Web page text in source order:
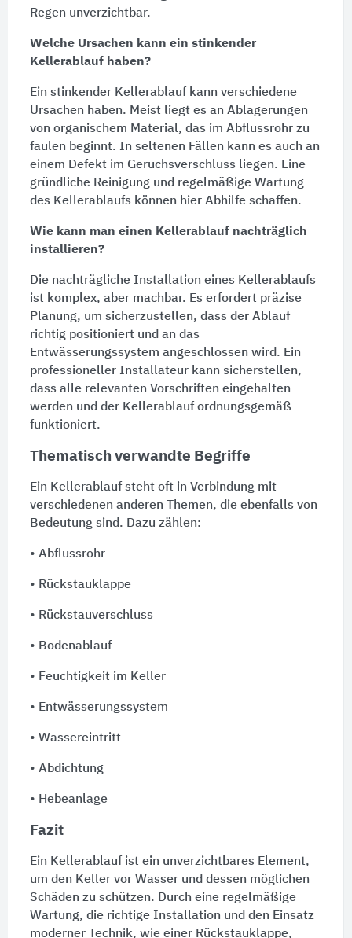
Regen unverzichtbar.
Welche Ursachen kann ein stinkender
Kellerablauf haben?
Ein stinkender Kellerablauf kann verschiedene
Ursachen haben. Meist liegt es an Ablagerungen
von organischem Material, das im Abflussrohrzu
faulen beginnt. In seltenen Fällen kann es auch an
einem Defekt im Geruchsverschluss liegen. Eine
gründliche Reinigungund regelmäßige Wartung
des Kellerablaufs können hier Abhilfe schaffen.
Wie kann man einen Kellerablauf nachträglich
installieren?
Die nachträgliche Installation eines Kellerablaufs
ist komplex, aber machbar. Es erfordert präzise
Planung, um sicherzustellen, dass der Ablauf
richtig positioniert und an das
Entwässerungssystem angeschlossen wird. Ein
professioneller Installateur kann sicherstellen,
dass alle relevanten Vorschriften eingehalten
werden und der Kellerablauf ordnungsgemäß
funktioniert.
Thematisch verwandte Begriffe
Ein Kellerablauf steht oft in Verbindung mit
verschiedenen anderen Themen, die ebenfalls von
Bedeutung sind. Dazu zählen:
• Abflussrohr
• Rückstauklappe
• Rückstauverschluss
• Bodenablauf
• Feuchtigkeit im Keller
• Entwässerungssystem
• Wassereintritt
• Abdichtung
• Hebeanlage
Fazit
Ein Kellerablauf ist ein unverzichtbares Element,
um den Keller vor Wasser und dessen möglichen
Schäden zu schützen. Durch eine regelmäßige
Wartung, die richtige Installation und den Einsatz
moderner Technik, wie einer Rückstauklappe,